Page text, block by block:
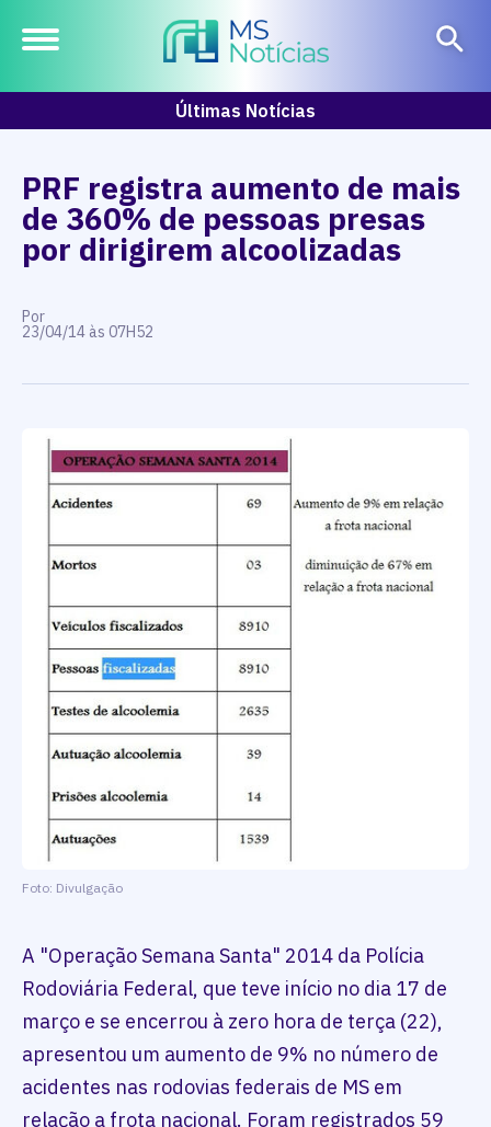
Últimas Notícias
PRF registra aumento de mais
de 360% de pessoas presas
por dirigirem alcoolizadas
Por
23/04/14 às 07H52
Foto: Divulgação
A "Operação Semana Santa" 2014 da Polícia
Rodoviária Federal, que teve início no dia 17 de
março e se encerrou à zero hora de terça (22),
apresentou um aumento de 9% no número de
acidentes nas rodovias federais de MS em
relação a frota nacional. Foram registrados 59